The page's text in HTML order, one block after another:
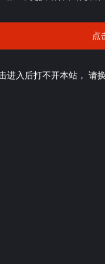
点
进入后打不开本站， 请换